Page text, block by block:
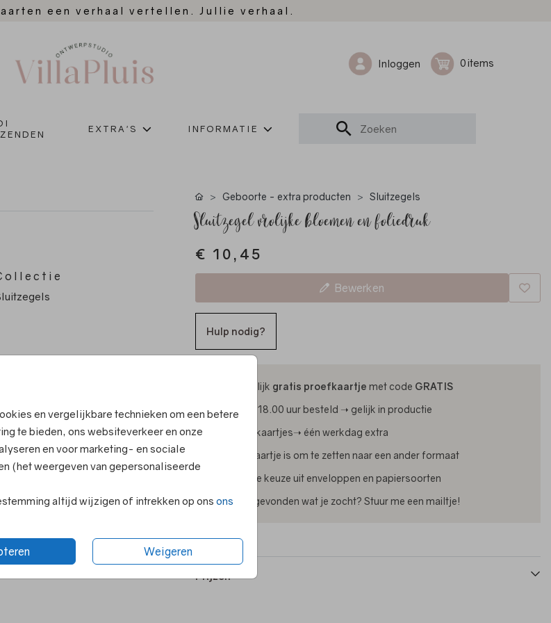
een verhaal vertellen. Jullie verhaal.
Inloggen 0
EXTRA'S INFORMATIE
en vergelijkbare technieken om een betere
te bieden, ons websiteverkeer en onze
en voor marketing- en sociale
(het weergeven van gepersonaliseerde
altijd wijzigen of intrekken op ons ons
Weigeren
Geboorte - extra producten Sluitzegels
Sluitzegel vrolijke bloemen en foliedruk
€ 10,45
Bewerken
Hulp nodig?
Tijdelijk gratis proefkaartje met code GRATIS
Voor 18.00 uur besteld ➝ gelijk in productie
Foliekaartjes➝ één werkdag extra
Elk kaartje is om te zetten naar een ander formaat
Ruime keuze uit enveloppen en papiersoorten
Niet gevonden wat je zocht? Stuur me een mailtje!
Prijzen